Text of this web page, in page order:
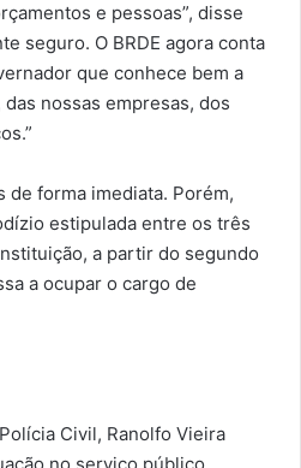
e pessoas”, disse
seguro. O BRDE agora conta
que conhece bem a
nossas empresas, dos
de forma imediata. Porém,
estipulada entre os três
a partir do segundo
a ocupar o cargo de
Civil, Ranolfo Vieira